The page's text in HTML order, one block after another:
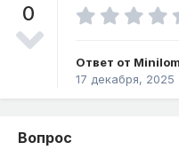
0
Ответ от
17 декабря, 2025
Вопрос